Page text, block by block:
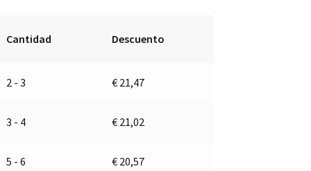
Cantidad Descuento
2 - 3 € 21,47
3 - 4 € 21,02
5 - 6 € 20,57